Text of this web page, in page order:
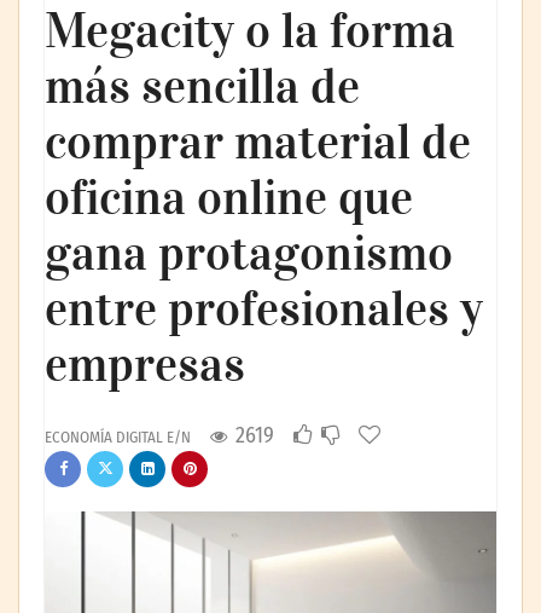
Megacity o la forma
más sencilla de
comprar material de
oficina online que
gana protagonismo
entre profesionales y
empresas
ECONOMÍA DIGITAL E/N 2619